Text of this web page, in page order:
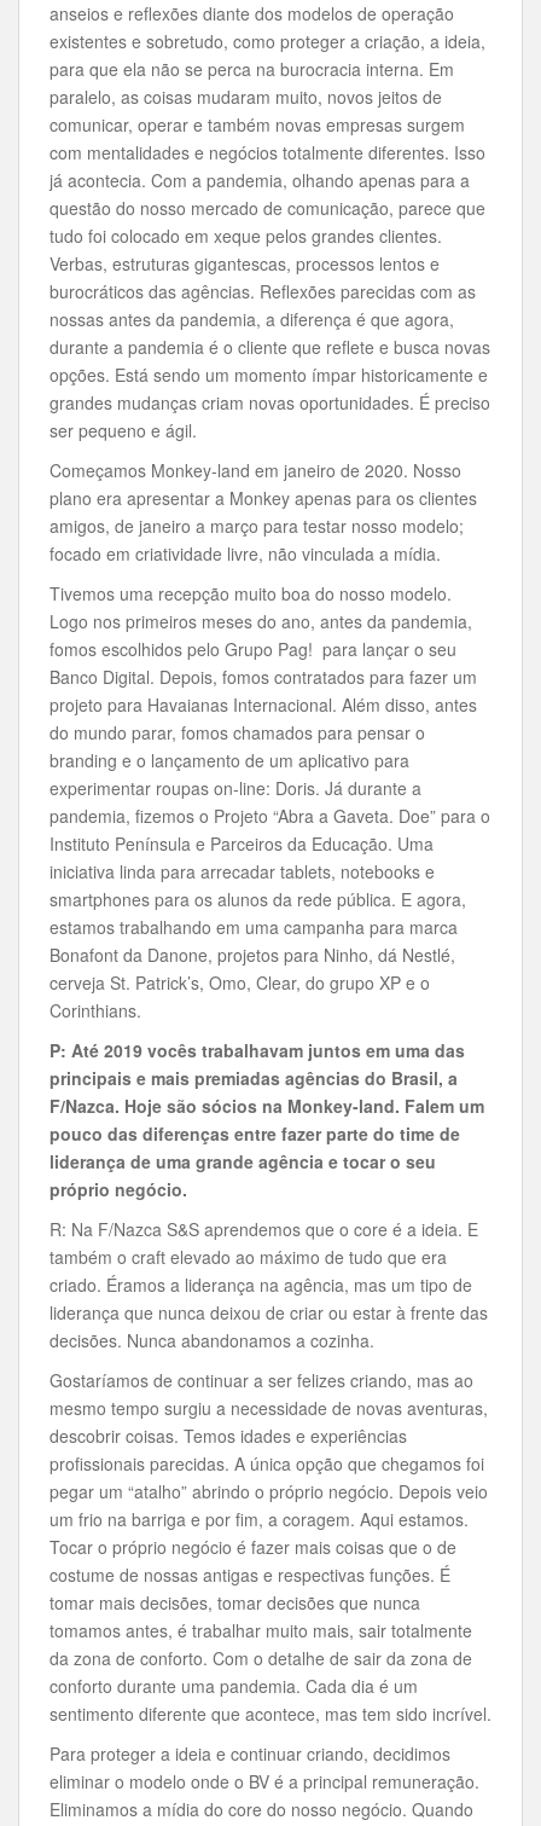
anseios e reflexões diante dos modelos de operação
existentes e sobretudo, como proteger a criação, a ideia,
para que ela não se perca na burocracia interna. Em
paralelo, as coisas mudaram muito, novos jeitos de
comunicar, operar e também novas empresas surgem
com mentalidades e negócios totalmente diferentes. Isso
já acontecia. Com a pandemia, olhando apenas para a
questão do nosso mercado de comunicação, parece que
tudo foi colocado em xeque pelos grandes clientes.
Verbas, estruturas gigantescas, processos lentos e
burocráticos das agências. Reflexões parecidas com as
nossas antes da pandemia, a diferença é que agora,
durante a pandemia é o cliente que reflete e busca novas
opções. Está sendo um momento ímpar historicamente e
grandes mudanças criam novas oportunidades. É preciso
ser pequeno e ágil.
Começamos Monkey-land em janeiro de 2020. Nosso
plano era apresentar a Monkey apenas para os clientes
amigos, de janeiro a março para testar nosso modelo;
focado em criatividade livre, não vinculada a mídia.
Tivemos uma recepção muito boa do nosso modelo.
Logo nos primeiros meses do ano, antes da pandemia,
fomos escolhidos pelo Grupo Pag! para lançar o seu
Banco Digital. Depois, fomos contratados para fazer um
projeto para Havaianas Internacional. Além disso, antes
do mundo parar, fomos chamados para pensar o
branding e o lançamento de um aplicativo para
experimentar roupas on-line: Doris. Já durante a
pandemia, fizemos o Projeto “Abra a Gaveta. Doe” para o
Instituto Península e Parceiros da Educação. Uma
iniciativa linda para arrecadar tablets, notebooks e
smartphones para os alunos da rede pública. E agora,
estamos trabalhando em uma campanha para marca
Bonafont da Danone, projetos para Ninho, dá Nestlé,
cerveja St. Patrick’s, Omo, Clear, do grupo XP e o
Corinthians.
P: Até 2019 vocês trabalhavam juntos em uma das
principais e mais premiadas agências do Brasil, a
F/Nazca. Hoje são sócios na Monkey-land. Falem um
pouco das diferenças entre fazer parte do time de
liderança de uma grande agência e tocar o seu
próprio negócio.
R: Na F/Nazca S&S aprendemos que o core é a ideia. E
também o craft elevado ao máximo de tudo que era
criado. Éramos a liderança na agência, mas um tipo de
liderança que nunca deixou de criar ou estar à frente das
decisões. Nunca abandonamos a cozinha.
Gostaríamos de continuar a ser felizes criando, mas ao
mesmo tempo surgiu a necessidade de novas aventuras,
descobrir coisas. Temos idades e experiências
profissionais parecidas. A única opção que chegamos foi
pegar um “atalho” abrindo o próprio negócio. Depois veio
um frio na barriga e por fim, a coragem. Aqui estamos.
Tocar o próprio negócio é fazer mais coisas que o de
costume de nossas antigas e respectivas funções. É
tomar mais decisões, tomar decisões que nunca
tomamos antes, é trabalhar muito mais, sair totalmente
da zona de conforto. Com o detalhe de sair da zona de
conforto durante uma pandemia. Cada dia é um
sentimento diferente que acontece, mas tem sido incrível.
Para proteger a ideia e continuar criando, decidimos
eliminar o modelo onde o BV é a principal remuneração.
Eliminamos a mídia do core do nosso negócio. Quando